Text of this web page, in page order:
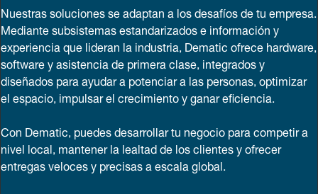
Nuestras soluciones se adaptan a los desafíos de tu empresa.
Mediante subsistemas estandarizados e información y
experiencia que lideran la industria, Dematic ofrece hardware,
software y asistencia de primera clase, integrados y
diseñados para ayudar a potenciar a las personas, optimizar
el espacio, impulsar el crecimiento y ganar eficiencia.
Con Dematic, puedes desarrollar tu negocio para competir a
nivel local, mantener la lealtad de los clientes y ofrecer
entregas veloces y precisas a escala global.